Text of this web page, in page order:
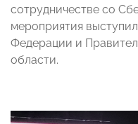
сотрудничестве со
мероприятия
Федерации и
области.